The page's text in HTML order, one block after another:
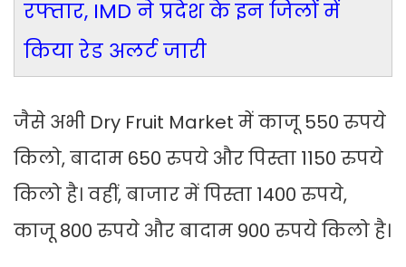
रफ्तार, IMD ने प्रदेश के इन जिलों में
किया रेड अलर्ट जारी
जैसे अभी Dry Fruit Market में काजू 550 रुपये
किलो, बादाम 650 रुपये और पिस्ता 1150 रुपये
किलो है। वहीं, बाजार में पिस्ता 1400 रुपये,
काजू 800 रुपये और बादाम 900 रुपये किलो है।